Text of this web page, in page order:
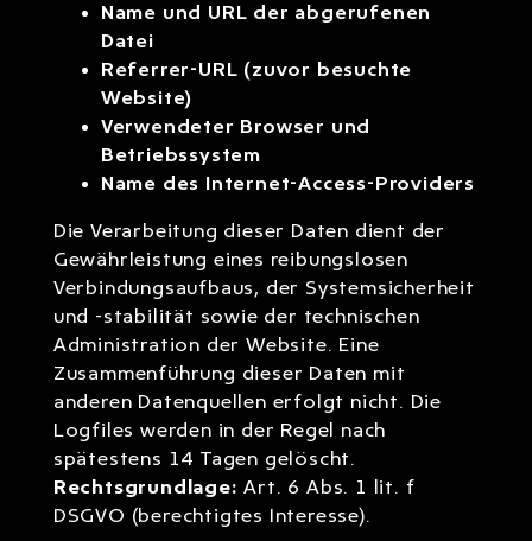
Name und URL der abgerufenen
Datei
Referrer-URL (zuvor besuchte
Website)
Verwendeter Browser und
Betriebssystem
Name des Internet-Access-Providers
Die Verarbeitung dieser Daten dient der
Gewährleistung eines reibungslosen
Verbindungsaufbaus, der Systemsicherheit
und -stabilität sowie der technischen
Administration der Website. Eine
Zusammenführung dieser Daten mit
anderen Datenquellen erfolgt nicht. Die
Logfiles werden in der Regel nach
spätestens 14 Tagen gelöscht.
Rechtsgrundlage: Art. 6 Abs. 1 lit. f
DSGVO (berechtigtes Interesse).